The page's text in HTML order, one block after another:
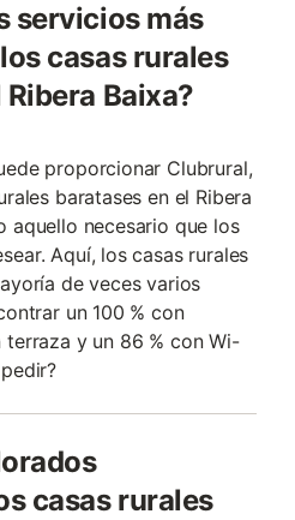
servicios más
casas rurales
Baixa?
proporcionar Clubrural,
baratases en el Ribera
aquello necesario que los
Aquí, los casas rurales
de veces varios
un 100 % con
terraza y un 86 % con Wi-
casas rurales